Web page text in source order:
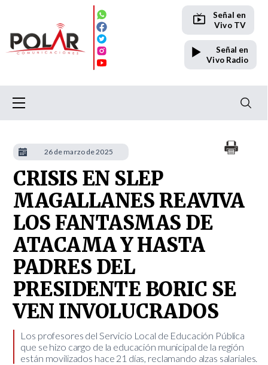
Señal en
Vivo TV
Señal en
Vivo Radio
CRISIS EN SLEP
MAGALLANES REAVIVA
LOS FANTASMAS DE
ATACAMA Y HASTA
PADRES DEL
PRESIDENTE BORIC SE
VEN INVOLUCRADOS
​Los profesores del Servicio Local de Educación Pública
que se hizo cargo de la educación municipal de la región
están movilizados hace 21 días, reclamando alzas salariales.
26 de marzo de 2025